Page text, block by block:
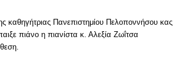
καθηγήτριας Πανεπιστημίου Πελοποννήσου κας
πιάνο η πιανίστα κ. Αλεξία Ζωΐτσα